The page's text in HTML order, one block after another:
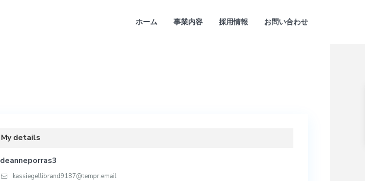
ホーム 事業内容 採用情報 お問い合わせ
My details
deanneporras3
kassiegellibrand9187@tempr.email